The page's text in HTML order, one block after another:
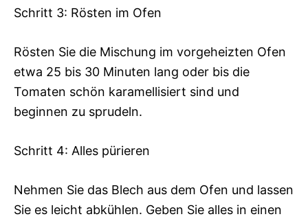
Schritt 3: Rösten im Ofen
Rösten Sie die Mischung im vorgeheizten Ofen
etwa 25 bis 30 Minuten lang oder bis die
Tomaten schön karamellisiert sind und
beginnen zu sprudeln.
Schritt 4: Alles pürieren
Nehmen Sie das Blech aus dem Ofen und lassen
Sie es leicht abkühlen. Geben Sie alles in einen